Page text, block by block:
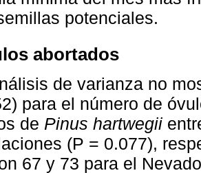
potenciales.
abortados
de varianza no
para el número de
de Pinus hartwegii
(P = 0.077),
67 y 73 para el